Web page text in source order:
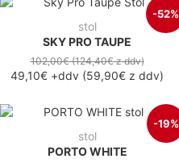
-52%
stol
SKY PRO TAUPE
102,00€(124,40€z ddv)
49,10€ +ddv (59,90€ z ddv)
-19%
stol
PORTO WHITE